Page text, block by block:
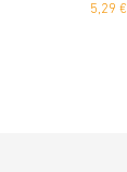
5,29 €